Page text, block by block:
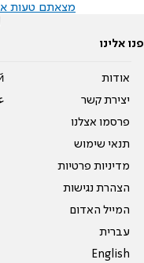
מצאתם טעות או
פנו אלינו
אודות
יצירת קשר
פרסמו אצלנו
תנאי שימוש
מדיניות פרטיות
הצהרת נגישות
המייל האדום
עברית
English